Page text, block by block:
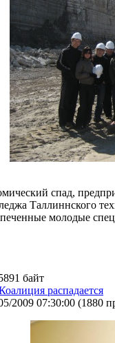
спад,
Таллиннского
молодые
байт
распадается
2009 07:30:00 (1880